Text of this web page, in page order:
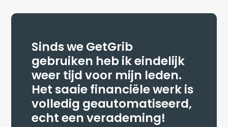
Sinds we GetGrib
gebruiken heb ik eindelijk
weer tijd voor mijn leden.
Het saaie financiële werk is
volledig geautomatiseerd,
echt een verademing!